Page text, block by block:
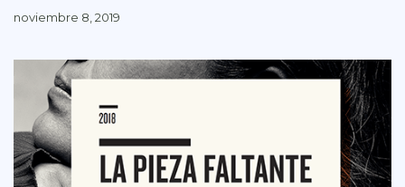
noviembre 8, 2019